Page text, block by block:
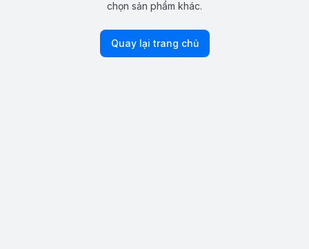
chọn sản phẩm khác.
Quay lại trang chủ